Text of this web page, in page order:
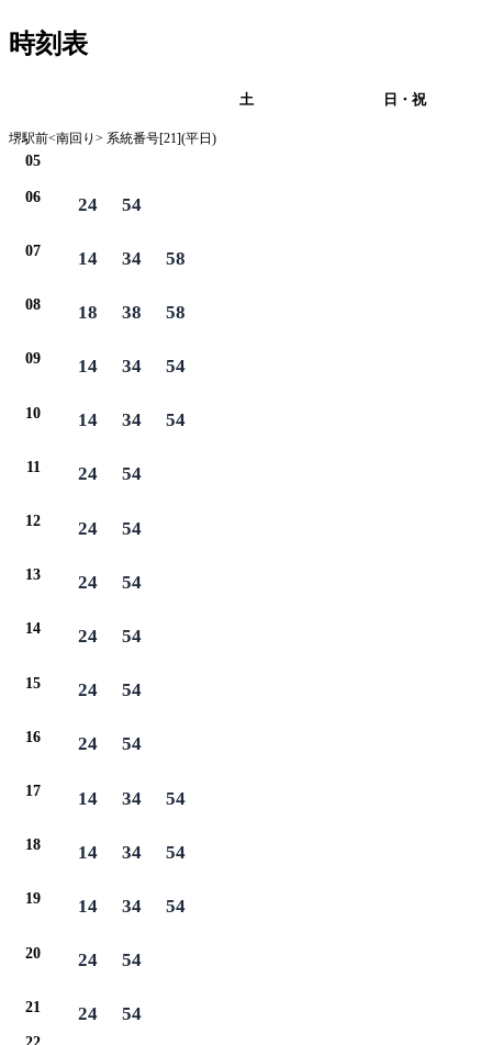
時刻表
土 日・祝
堺駅前<南回り> 系統番号[21](平日)
05
06 24 54
07 14 34 58
08 18 38 58
09 14 34 54
10 14 34 54
11 24 54
12 24 54
13 24 54
14 24 54
15 24 54
16 24 54
17 14 34 54
18 14 34 54
19 14 34 54
20 24 54
21 24 54